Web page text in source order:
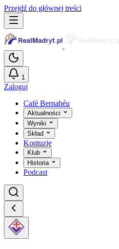
Przejdź do głównej treści
1
Zaloguj
Café Bernabéu
Aktualności
Wyniki
Skład
Kontuzje
Klub
Historia
Podcast